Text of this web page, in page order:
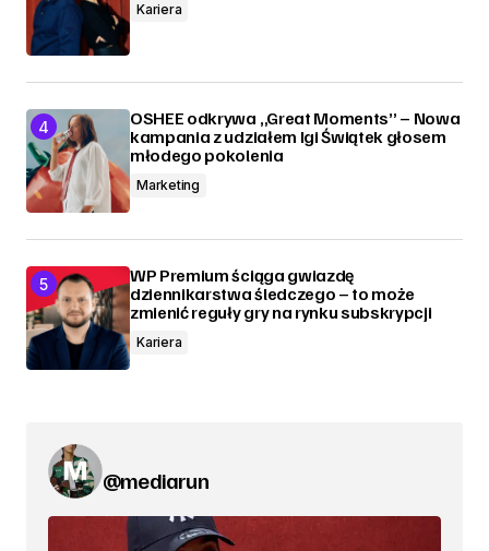
Kariera
OSHEE odkrywa „Great Moments” – Nowa
kampania z udziałem Igi Świątek głosem
młodego pokolenia
Marketing
WP Premium ściąga gwiazdę
dziennikarstwa śledczego – to może
zmienić reguły gry na rynku subskrypcji
Kariera
@mediarun